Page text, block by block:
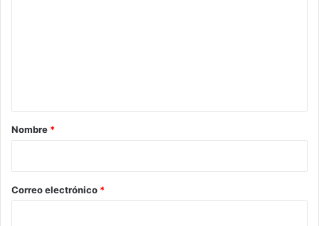
r
*
Nombre *
Correo electrónico *